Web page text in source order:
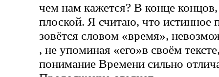
чем нам кажется? В конце
плоской. Я считаю, что истинное
зовётся словом «время»,
, не упоминая «его»в своём
понимание Времени сильно